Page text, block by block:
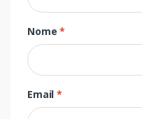
Nome*
Email*